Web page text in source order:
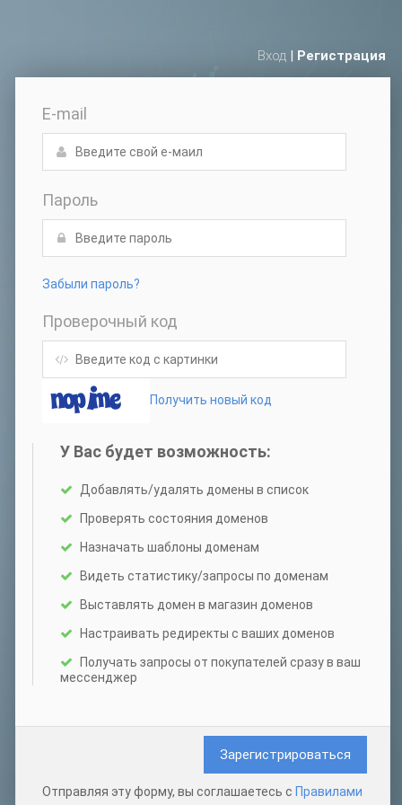
Вход Регистрация
E-mail
Пароль
Забыли пароль?
Проверочный код
Получить новый код
У Вас будет возможность:
Добавлять/удалять домены в список
Проверять состояния доменов
Назначать шаблоны доменам
Видеть статистику/запросы по доменам
Выставлять домен в магазин доменов
Настраивать редиректы с ваших доменов
Получать запросы от покупателей сразу в ваш
мессенджер
Зарегистрироваться
Отправляя эту форму, вы соглашаетесь с Правилами